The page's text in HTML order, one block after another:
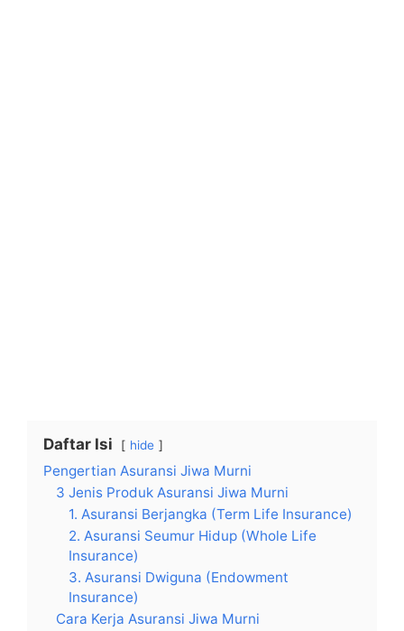
Daftar Isi hide
Pengertian Asuransi Jiwa Murni
3 Jenis Produk Asuransi Jiwa Murni
1. Asuransi Berjangka (Term Life Insurance)
2. Asuransi Seumur Hidup (Whole Life
Insurance)
3. Asuransi Dwiguna (Endowment
Insurance)
Cara Kerja Asuransi Jiwa Murni